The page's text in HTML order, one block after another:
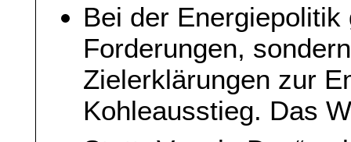
Bei der
Forderungen,
Zielerklärungen zur
Kohleausstieg. Das